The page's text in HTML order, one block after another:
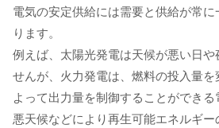
電気の安定供給には需要と供給が常
ります。
例えば、太陽光発電は天候が悪い日や
せんが、火力発電は、燃料の投入量を
よって出力量を制御することができる
悪天候などにより再生可能エネルギ